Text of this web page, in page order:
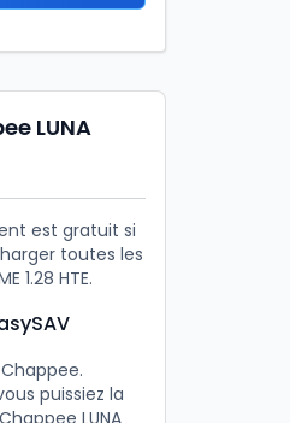
LUNA
est gratuit si
toutes les
1.28 HTE.
puissiez la
LUNA